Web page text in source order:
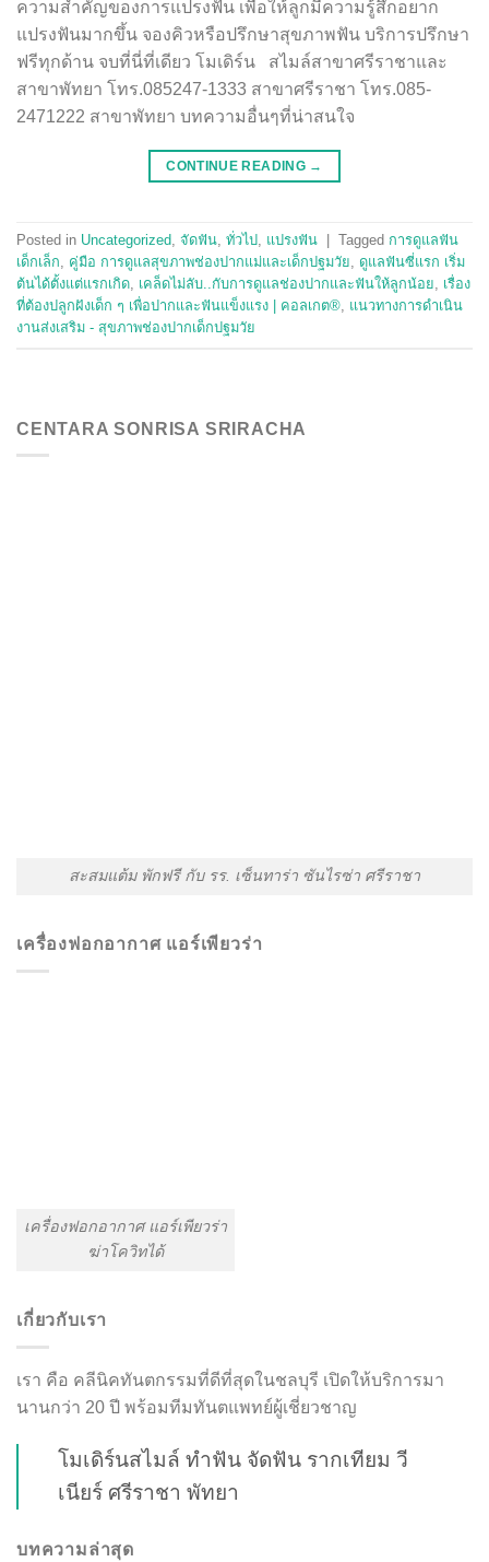
ความสำคัญของการแปรงฟัน เพื่อให้ลูกมีความรู้สึกอยาก
แปรงฟันมากขึ้น จองคิวหรือปรึกษาสุขภาพฟัน บริการปรึกษา
ฟรีทุกด้าน จบที่นี่ที่เดียว โมเดิร์น สไมล์สาขาศรีราชาและ
สาขาพัทยา โทร.085247-1333 สาขาศรีราชา โทร.085-
2471222 สาขาพัทยา บทความอื่นๆที่น่าสนใจ
CONTINUE READING →
Posted in Uncategorized, จัดฟัน, ทั่วไป, แปรงฟัน Tagged การดูแลฟัน
เด็กเล็ก, คู่มือ การดูแลสุขภาพช่องปากแม่และเด็กปฐมวัย, ดูแลฟันซี่แรก เริ่ม
ต้นได้ตั้งแต่แรกเกิด, เคล็ดไม่ลับ..กับการดูแลช่องปากและฟันให้ลูกน้อย, เรื่อง
ที่ต้องปลูกฝังเด็ก ๆ เพื่อปากและฟันแข็งแรง | คอลเกต®, แนวทางการดำเนิน
งานส่งเสริม - สุขภาพช่องปากเด็กปฐมวัย
CENTARA SONRISA SRIRACHA
สะสมแต้ม พักฟรี กับ รร. เซ็นทาร่า ซันไรซ่า ศรีราชา
เครื่องฟอกอากาศ แอร์เพียวร่า
เครื่องฟอกอากาศ แอร์เพียวร่า
ฆ่าโควิทได้
เกี่ยวกับเรา
เรา คือ คลีนิคทันตกรรมที่ดีที่สุดในชลบุรี เปิดให้บริการมา
นานกว่า 20 ปี พร้อมทีมทันตแพทย์ผู้เชี่ยวชาญ
โมเดิร์นสไมล์ ทำฟัน จัดฟัน รากเทียม วี
เนียร์ ศรีราชา พัทยา
บทความล่าสุด